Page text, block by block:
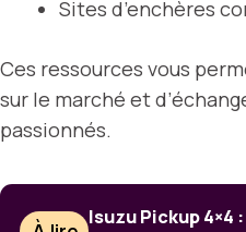
Sites d’enchères
Ces ressources vous
sur le marché et
passionnés.
Isuzu Pickup